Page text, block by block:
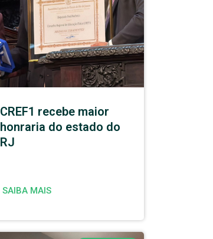
CREF1 recebe maior
honraria do estado do
RJ
SAIBA MAIS